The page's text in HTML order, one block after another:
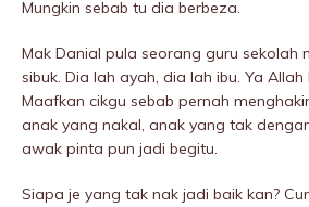
Mungkin sebab tu dia berbeza.
Mak Danial pula seorang guru sekolah
sibuk. Dia lah ayah, dia lah ibu. Ya
Maafkan cikgu sebab pernah
anak yang nakal, anak yang tak
awak pinta pun jadi begitu.
Siapa je yang tak nak jadi baik kan?